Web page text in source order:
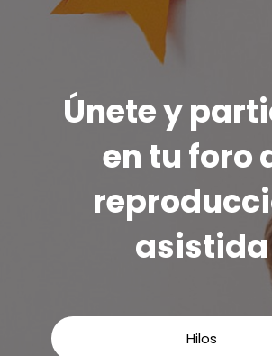
Únete y
en tu foro
asistida
Hilos